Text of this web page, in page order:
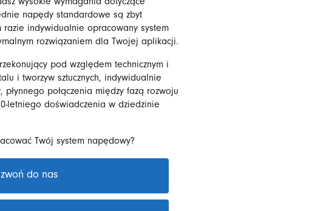
wysokie wymagania dotyczące
napędy standardowe są zbyt
indywidualnie opracowany system
rozwiązaniem dla Twojej aplikacji.
pod względem technicznym i
i tworzyw sztucznych, indywidualnie
połączenia między fazą rozwoju
letniego doświadczenia w dziedzinie
Twój system napędowy?
do nas